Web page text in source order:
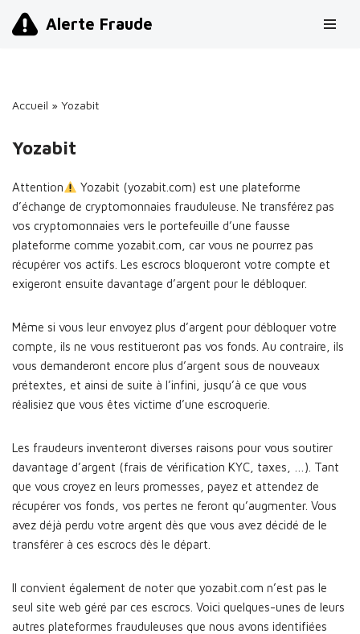
Alerte Fraude
Accueil » Yozabit
Yozabit
Attention
Yozabit (yozabit.com) est une plateforme
d’échange de cryptomonnaies frauduleuse. Ne transférez pas
vos cryptomonnaies vers le portefeuille d’une fausse
plateforme comme yozabit.com, car vous ne pourrez pas
récupérer vos actifs. Les escrocs bloqueront votre compte et
exigeront ensuite davantage d’argent pour le débloquer.
Même si vous leur envoyez plus d’argent pour débloquer votre
compte, ils ne vous restitueront pas vos fonds. Au contraire, ils
vous demanderont encore plus d’argent sous de nouveaux
prétextes, et ainsi de suite à l’infini, jusqu’à ce que vous
réalisiez que vous êtes victime d’une escroquerie.
Les fraudeurs inventeront diverses raisons pour vous soutirer
davantage d’argent (frais de vérification KYC, taxes, …). Tant
que vous croyez en leurs promesses, payez et attendez de
récupérer vos fonds, vos pertes ne feront qu’augmenter. Vous
avez déjà perdu votre argent dès que vous avez décidé de le
transférer à ces escrocs dès le départ.
Il convient également de noter que yozabit.com n’est pas le
seul site web géré par ces escrocs. Voici quelques-unes de leurs
autres plateformes frauduleuses que nous avons identifiées